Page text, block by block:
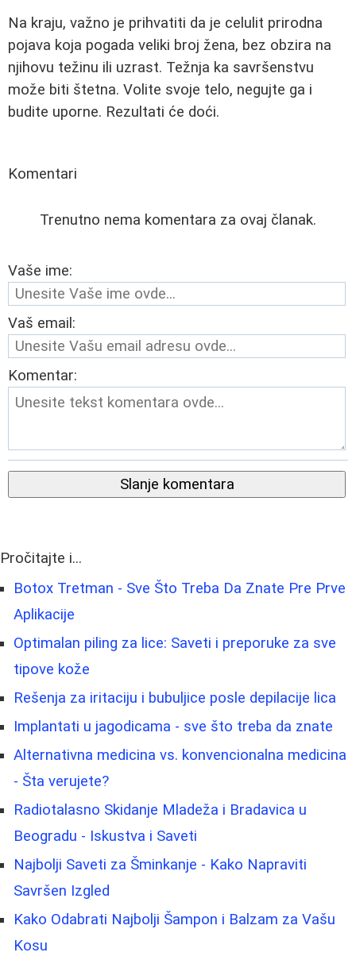
Na kraju, važno je prihvatiti da je celulit prirodna
pojava koja pogada veliki broj žena, bez obzira na
njihovu težinu ili uzrast. Težnja ka savršenstvu
može biti štetna. Volite svoje telo, negujte ga i
budite uporne. Rezultati će doći.
Komentari
Trenutno nema komentara za ovaj članak.
Vaše ime:
Vaš email:
Komentar:
Slanje komentara
Pročitajte i...
Botox Tretman - Sve Što Treba Da Znate Pre Prve
Aplikacije
Optimalan piling za lice: Saveti i preporuke za sve
tipove kože
Rešenja za iritaciju i bubuljice posle depilacije lica
Implantati u jagodicama - sve što treba da znate
Alternativna medicina vs. konvencionalna medicina
- Šta verujete?
Radiotalasno Skidanje Mladeža i Bradavica u
Beogradu - Iskustva i Saveti
Najbolji Saveti za Šminkanje - Kako Napraviti
Savršen Izgled
Kako Odabrati Najbolji Šampon i Balzam za Vašu
Kosu